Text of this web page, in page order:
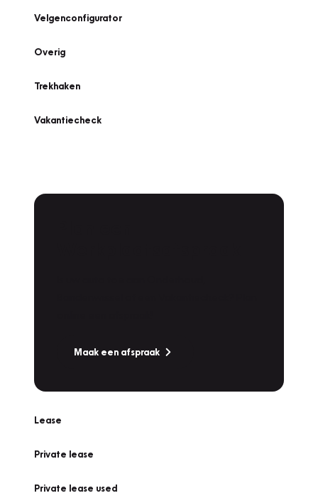
Velgenconfigurator
Overig
Trekhaken
Vakantiecheck
Maak een afspraak
Lease
Private lease
Private lease used